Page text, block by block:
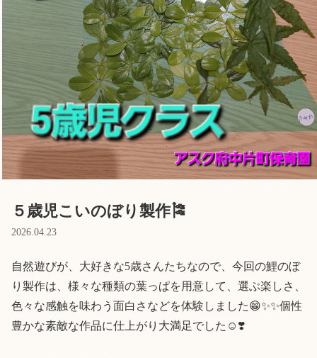
投資家情報 採用情報
Language
ホーム
利用者の声
プライバシーポリシー
５歳児こいのぼり製作🎏
2026.04.23
自然遊びが、大好きな5歳さんたちなので、今回の鯉のぼ
り製作は、様々な種類の葉っぱを用意して、選ぶ楽しさ、
色々な感触を味わう面白さなどを体験しました😁✨✨個性
豊かな素敵な作品に仕上がり大満足でした☺️❣️